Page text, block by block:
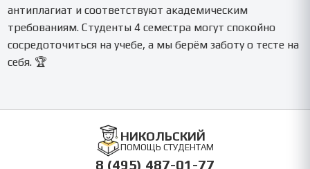
антиплагиат и соответствуют академическим
требованиям. Студенты 4 семестра могут спокойно
сосредоточиться на учебе, а мы берём заботу о тесте на
себя. 🏆
НИКОЛЬСКИЙ
ПОМОЩЬ СТУДЕНТАМ
8 (495) 487-01-77